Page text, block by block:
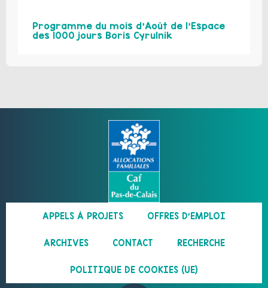
Programme du mois d’Août de l’Espace
des 1000 jours Boris Cyrulnik
APPELS À PROJETS OFFRES D’EMPLOI
ARCHIVES CONTACT RECHERCHE
POLITIQUE DE COOKIES (UE)